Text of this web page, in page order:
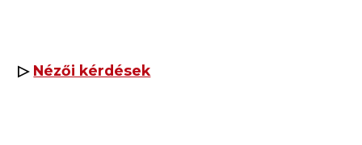
▷ Nézői kérdések